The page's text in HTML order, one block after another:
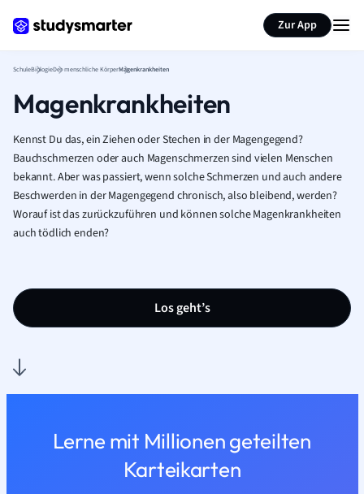
Zur App
SchuleBiologieDer menschliche KörperMagenkrankheiten
Magenkrankheiten
Kennst Du das, ein Ziehen oder Stechen in der Magengegend?
Bauchschmerzen oder auch Magenschmerzen sind vielen Menschen
bekannt. Aber was passiert, wenn solche Schmerzen und auch andere
Beschwerden in der Magengegend chronisch, also bleibend, werden?
Worauf ist das zurückzuführen und können solche Magenkrankheiten
auch tödlich enden?
Los geht’s
Lerne mit Millionen geteilten
Karteikarten
Seite zusammenfassen